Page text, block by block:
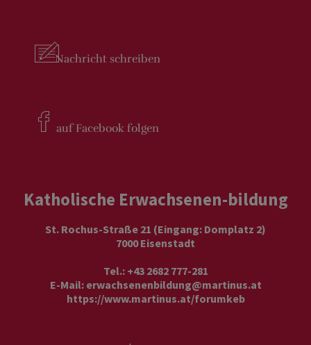
Nachricht schreiben
auf Facebook folgen
Katholische Erwachsenen-bildung
St. Rochus-Straße 21 (Eingang: Domplatz 2)
7000 Eisenstadt
Tel.: +43 2682 777-281
E-Mail: erwachsenenbildung@martinus.at
https://www.martinus.at/forumkeb